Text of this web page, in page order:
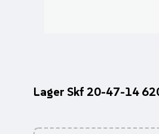
Lager Skf 20-47-14